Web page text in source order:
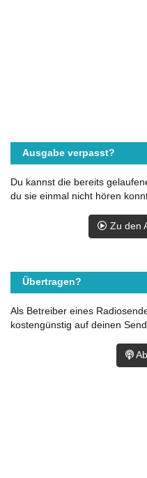
Ausgabe verpasst?
Du kannst die bereits
du sie einmal nicht hören
Zu den
Übertragen?
Als Betreiber eines
kostengünstig auf deinen